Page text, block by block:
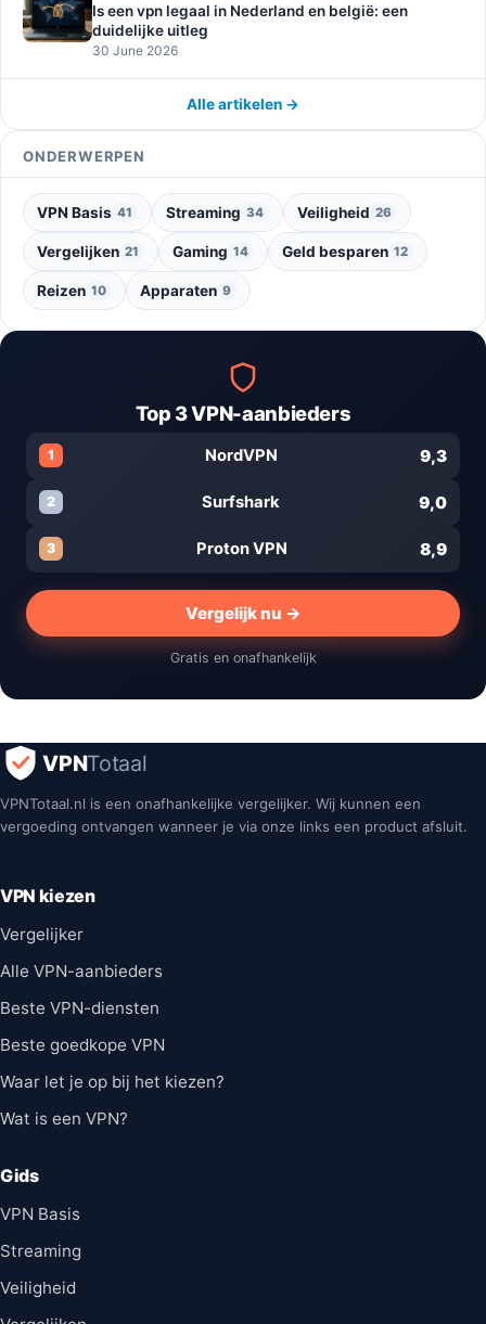
Is een vpn legaal in Nederland en belgië: een
duidelijke uitleg
30 June 2026
Alle artikelen →
ONDERWERPEN
VPN Basis 41 Streaming 34 Veiligheid 26
Vergelijken 21 Gaming 14 Geld besparen 12
Reizen 10 Apparaten 9
Top 3 VPN-aanbieders
1 NordVPN 9,3
2 Surfshark 9,0
3 Proton VPN 8,9
Vergelijk nu →
Gratis en onafhankelijk
VPNTotaal
VPNTotaal.nl is een onafhankelijke vergelijker. Wij kunnen een
vergoeding ontvangen wanneer je via onze links een product afsluit.
VPN kiezen
Vergelijker
Alle VPN-aanbieders
Beste VPN-diensten
Beste goedkope VPN
Waar let je op bij het kiezen?
Wat is een VPN?
Gids
VPN Basis
Streaming
Veiligheid